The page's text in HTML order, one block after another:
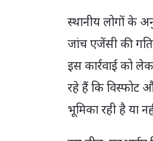
स्थानीय लोगों के
जांच एजेंसी की
इस कार्रवाई को
रहे हैं कि विस्फोट
भूमिका रही है या